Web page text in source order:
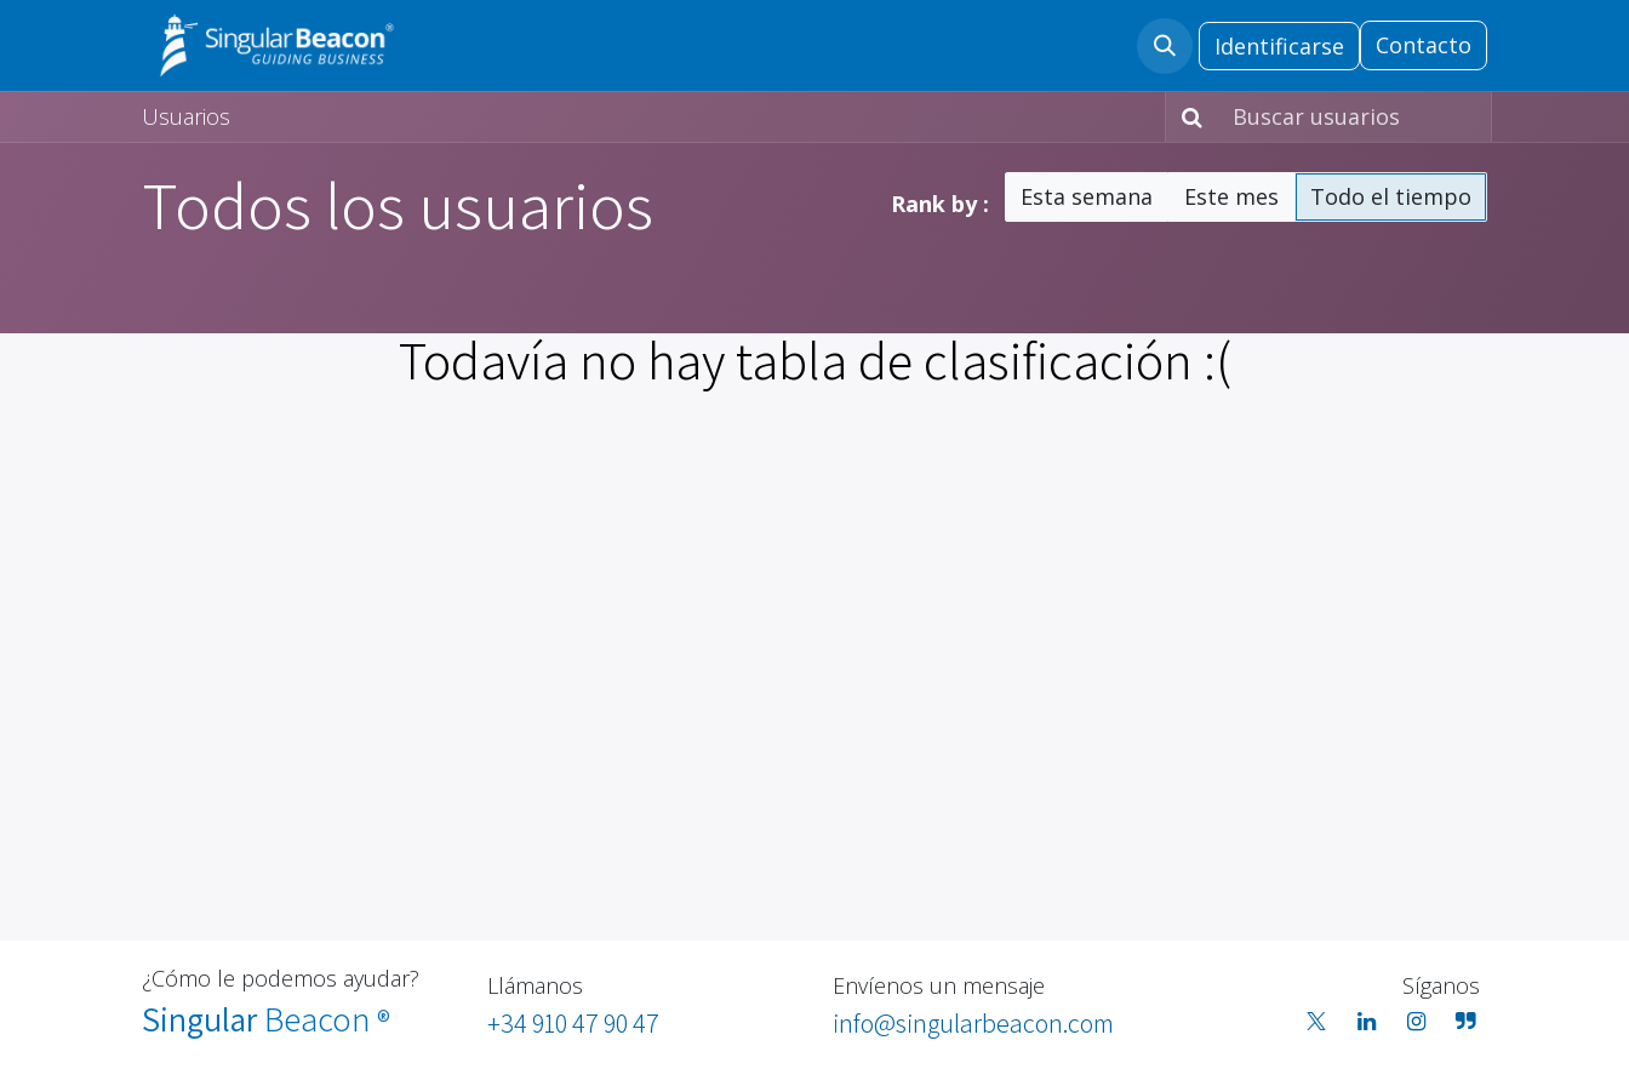
Soporte Comercial Security
Identificarse Contacto​​​​​​​​
Usuarios
Todos los usuarios Rank by : Esta semana Este mes Todo el tiempo
Todavía no hay tabla de clasificación :(
¿Cómo le podemos ayudar?
Singular Beacon ®
Llámanos
+34 910 47 90 47
Envíenos un mensaje
info@singularbeacon.com
Síganos